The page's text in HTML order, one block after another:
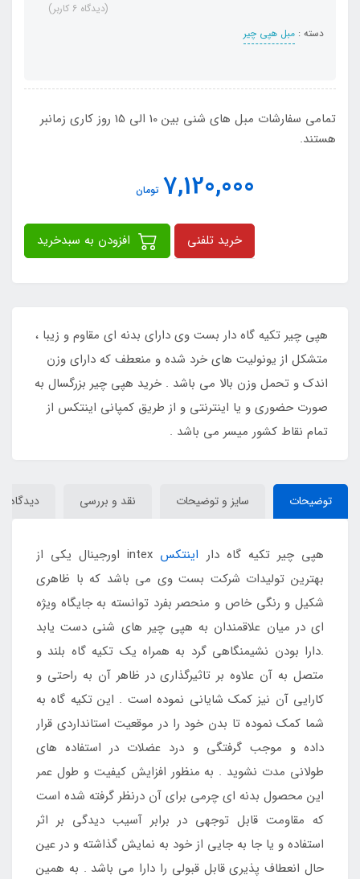
دسته : مبل هپی چیر
(دیدگاه 6 کاربر)
تمامی سفارشات مبل های شنی بین 10 الی 15 روز کاری زمانبر
هستند.
7,120,000 تومان
خرید تلفنی
هپی چیر تکیه گاه دار بست وی دارای بدنه ای مقاوم و زیبا ،
متشکل از یونولیت های خرد شده و منعطف که دارای وزن
اندک و تحمل وزن بالا می باشد . خرید هپی چیر بزرگسال به
صورت حضوری و یا اینترنتی و از طریق کمپانی اینتکس از
تمام نقاط کشور میسر می باشد .
توضیحات سایز و توضیحات نقد و بررسی دیدگاه‌ها
هپی چیر تکیه گاه دار اینتکس
intex اورجینال یکی از
بهترین تولیدات شرکت بست وی می باشد که با ظاهری
شکیل و رنگی خاص و منحصر بفرد توانسته به جایگاه ویژه
ای در میان علاقمندان به هپی چیر های شنی دست یابد
.دارا بودن نشیمنگاهی گرد به همراه یک تکیه گاه بلند و
متصل به آن علاوه بر تاثیرگذاری در ظاهر آن به راحتی و
کارایی آن نیز کمک شایانی نموده است . این تکیه گاه به
شما کمک نموده تا بدن خود را در موقعیت استانداردی قرار
داده و موجب گرفتگی و درد عضلات در استفاده های
طولانی مدت نشوید . به منظور افزایش کیفیت و طول عمر
این محصول بدنه ای چرمی برای آن درنظر گرفته شده است
که مقاومت قابل توجهی در برابر آسیب دیدگی بر اثر
استفاده و یا جا به جایی از خود به نمایش گذاشته و در عین
حال انعطاف پذیری قابل قبولی را دارا می باشد . به همین